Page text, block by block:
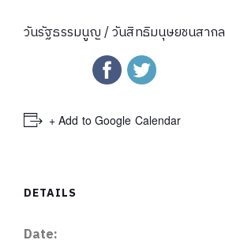
วันรัฐธรรมนูญ / วันสิทธิมนุษยชนสากล
+ Add to Google Calendar
DETAILS
Date: